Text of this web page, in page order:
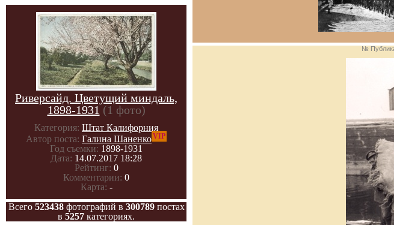
Риверсайд. Цветущий миндаль,
1898-1931 (1 фото)
Категория: Штат Калифорния
Автор поста: Галина ШаненкоVIP
Год съемки: 1898-1931
Дата: 14.07.2017 18:28
Рейтинг: 0
Комментарии: 0
Карта: -
Всего 523438фотографий в 300789постах
в 5257 категориях.
№